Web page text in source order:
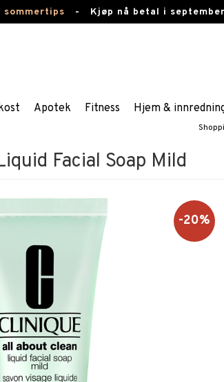
- Kjøp nå betal i
Apotek Fitness Hjem &
Facial Soap Mild
-20%